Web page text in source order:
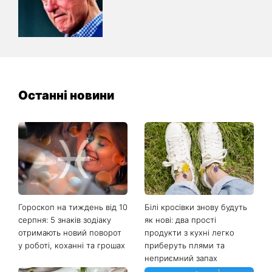
Останні новини
Гороскоп на тиждень від 10
серпня: 5 знаків зодіаку
отримають новий поворот
у роботі, коханні та грошах
Білі кросівки знову будуть
як нові: два прості
продукти з кухні легко
приберуть плями та
неприємний запах